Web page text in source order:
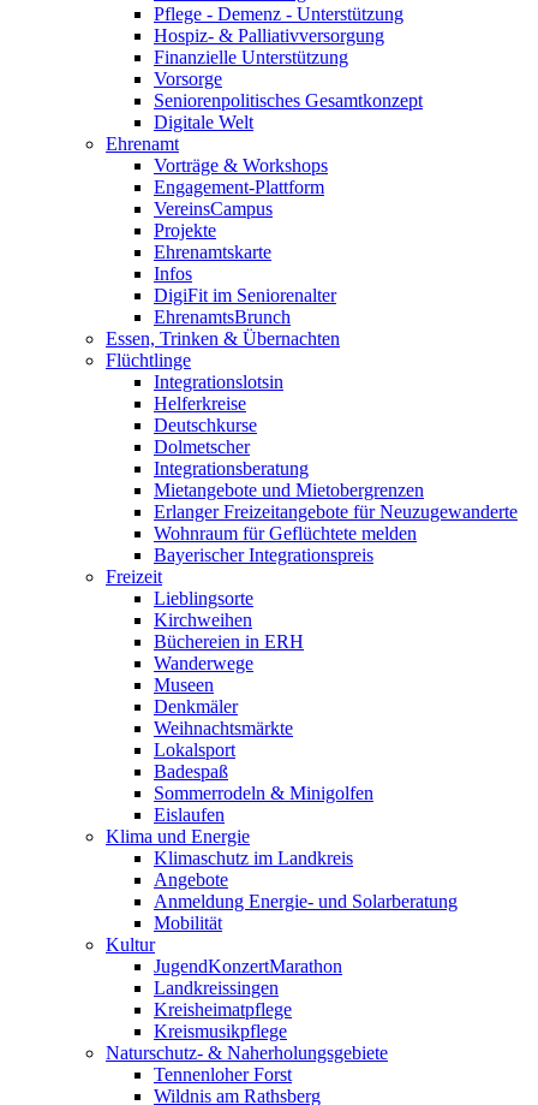
Pflege - Demenz - Unterstützung
Hospiz- & Palliativversorgung
Finanzielle Unterstützung
Vorsorge
Seniorenpolitisches Gesamtkonzept
Digitale Welt
Ehrenamt
Vorträge & Workshops
Engagement-Plattform
VereinsCampus
Projekte
Ehrenamtskarte
Infos
DigiFit im Seniorenalter
EhrenamtsBrunch
Essen, Trinken & Übernachten
Flüchtlinge
Integrationslotsin
Helferkreise
Deutschkurse
Dolmetscher
Integrationsberatung
Mietangebote und Mietobergrenzen
Erlanger Freizeitangebote für Neuzugewanderte
Wohnraum für Geflüchtete melden
Bayerischer Integrationspreis
Freizeit
Lieblingsorte
Kirchweihen
Büchereien in ERH
Wanderwege
Museen
Denkmäler
Weihnachtsmärkte
Lokalsport
Badespaß
Sommerrodeln & Minigolfen
Eislaufen
Klima und Energie
Klimaschutz im Landkreis
Angebote
Anmeldung Energie- und Solarberatung
Mobilität
Kultur
JugendKonzertMarathon
Landkreissingen
Kreisheimatpflege
Kreismusikpflege
Naturschutz- & Naherholungsgebiete
Tennenloher Forst
Wildnis am Rathsberg